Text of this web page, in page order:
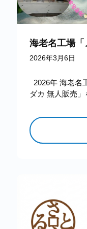
2026年3月6日
2026年 海老名
ダカ 無人販売
カ」を販…